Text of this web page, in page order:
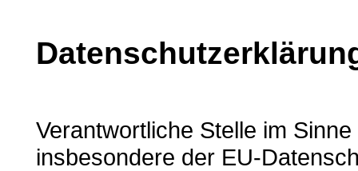
Verantwortliche Stelle im
insbesondere der EU-